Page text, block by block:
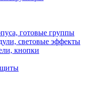
готовые группы
световые эффекты
кнопки